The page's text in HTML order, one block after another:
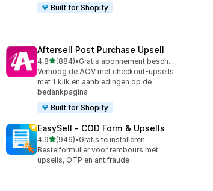
Built for Shopify
Aftersell Post Purchase Upsell
4,8van 5 sterren
(884)
884 recensies in totaal
•
Gratis abonnement beschikbaar
Verhoog de AOV met checkout-upsells
met 1 klik en aanbiedingen op de
bedankpagina
Built for Shopify
EasySell ‑ COD Form & Upsells
4,9van 5 sterren
(946)
946 recensies in totaal
•Gratis te installeren
Bestelformulier voor rembours met
upsells, OTP en antifraude